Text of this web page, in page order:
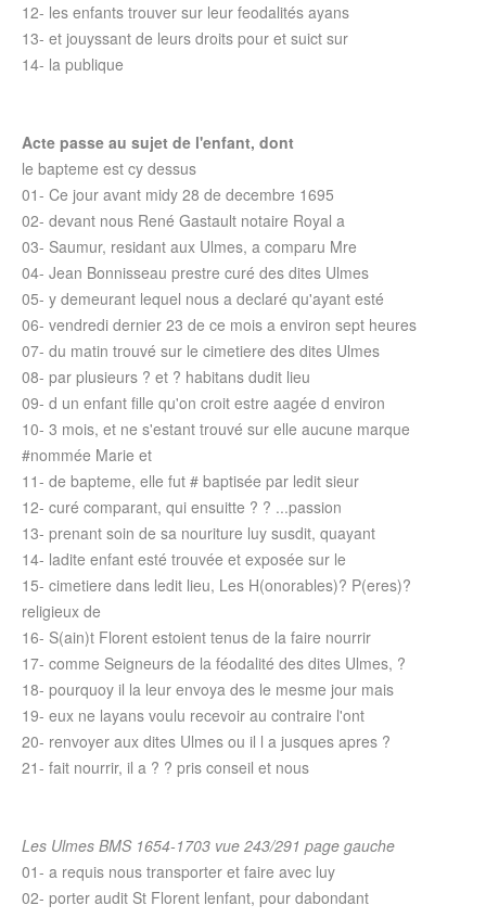
12- les enfants trouver sur leur feodalités ayans
13- et jouyssant de leurs droits pour et suict sur
14- la publique
Acte passe au sujet de l'enfant, dont
le bapteme est cy dessus
01- Ce jour avant midy 28 de decembre 1695
02- devant nous René Gastault notaire Royal a
03- Saumur, residant aux Ulmes, a comparu Mre
04- Jean Bonnisseau prestre curé des dites Ulmes
05- y demeurant lequel nous a declaré qu'ayant esté
06- vendredi dernier 23 de ce mois a environ sept heures
07- du matin trouvé sur le cimetiere des dites Ulmes
08- par plusieurs ? et ? habitans dudit lieu
09- d un enfant fille qu'on croit estre aagée d environ
10- 3 mois, et ne s'estant trouvé sur elle aucune marque
#nommée Marie et
11- de bapteme, elle fut # baptisée par ledit sieur
12- curé comparant, qui ensuitte ? ? ...passion
13- prenant soin de sa nouriture luy susdit, quayant
14- ladite enfant esté trouvée et exposée sur le
15- cimetiere dans ledit lieu, Les H(onorables)? P(eres)?
religieux de
16- S(ain)t Florent estoient tenus de la faire nourrir
17- comme Seigneurs de la féodalité des dites Ulmes, ?
18- pourquoy il la leur envoya des le mesme jour mais
19- eux ne layans voulu recevoir au contraire l'ont
20- renvoyer aux dites Ulmes ou il l a jusques apres ?
21- fait nourrir, il a ? ? pris conseil et nous
Les Ulmes BMS 1654-1703 vue 243/291 page gauche
01- a requis nous transporter et faire avec luy
02- porter audit St Florent lenfant, pour dabondant